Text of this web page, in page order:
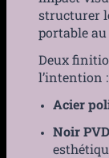
structurer
portable
Deux
l’intention :
Acier
Noir PVD